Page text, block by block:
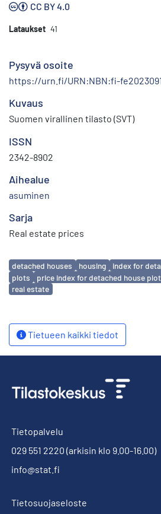
CC BY 4.0
Lataukset 41
Pysyvä osoite
https://urn.fi/URN:NBN:fi-
Kuvaus
Suomen virallinen tilasto (SVT)
ISSN
2342-8902
Aihealue
asuminen
Sarja
Real estate prices
Avainsanat
detached houses housing index for
plots
price index for detached house
real estate
Tietueen kaikki tiedot
Tietopalvelu
029 551 2220 (arkisin klo 9.00-16.00)
info@stat.fi
Tietosuojaseloste